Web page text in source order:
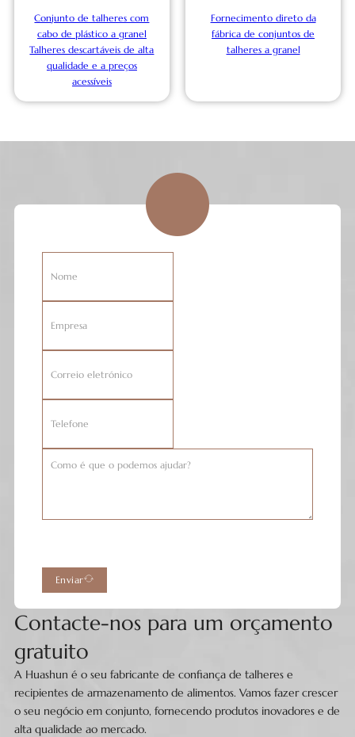
Conjunto de talheres com
cabo de plástico a granel
Talheres descartáveis de alta
qualidade e a preços
acessíveis
Fornecimento direto da
fábrica de conjuntos de
talheres a granel
Contacte-nos para um orçamento
gratuito
A Huashun é o seu fabricante de confiança de talheres e
recipientes de armazenamento de alimentos. Vamos fazer crescer
o seu negócio em conjunto, fornecendo produtos inovadores e de
alta qualidade ao mercado.
Enviar